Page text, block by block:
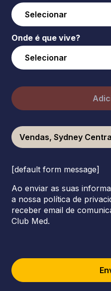
Onde é que vive?
Vendas, Sydney
[default form message]
Ao enviar as suas
a nossa política de
receber email de
Club Med.